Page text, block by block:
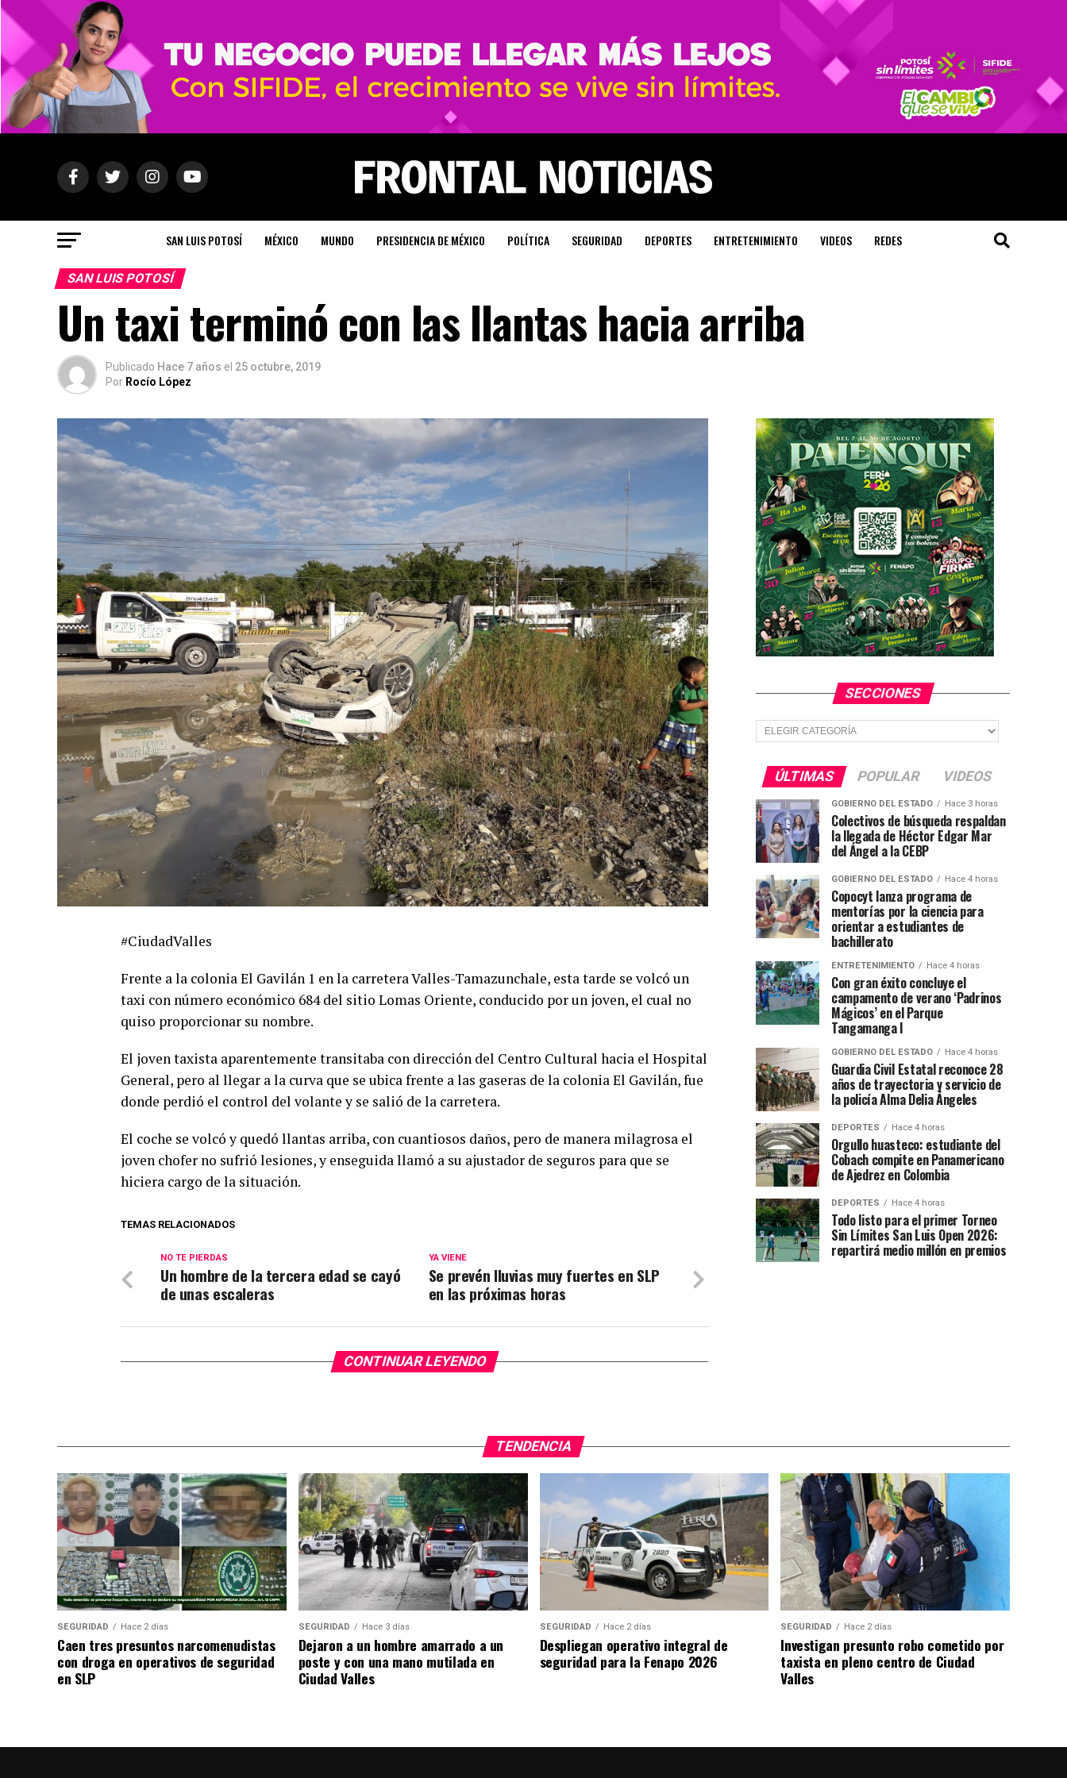
SAN LUIS POTOSÍ MÉXICO MUNDO PRESIDENCIA DE MÉXICO POLÍTICA SEGURIDAD DEPORTES ENTRETENIMIENTO VIDEOS REDES
SAN LUIS POTOSÍ
Un taxi terminó con las llantas hacia arriba
Publicado Hace 7 años el 25 octubre, 2019
Por Rocío López
#CiudadValles
Frente a la colonia El Gavilán 1 en la carretera Valles-Tamazunchale, esta tarde se volcó un
taxi con número económico 684 del sitio Lomas Oriente, conducido por un joven, el cual no
quiso proporcionar su nombre.
El joven taxista aparentemente transitaba con dirección del Centro Cultural hacia el Hospital
General, pero al llegar a la curva que se ubica frente a las gaseras de la colonia El Gavilán, fue
donde perdió el control del volante y se salió de la carretera.
El coche se volcó y quedó llantas arriba, con cuantiosos daños, pero de manera milagrosa el
joven chofer no sufrió lesiones, y enseguida llamó a su ajustador de seguros para que se
hiciera cargo de la situación.
TEMAS RELACIONADOS
YA VIENE
Se prevén lluvias muy fuertes en SLP
en las próximas horas
NO TE PIERDAS
Un hombre de la tercera edad se cayó
de unas escaleras
CONTINUAR LEYENDO
SECCIONES
Secciones
ÚLTIMAS POPULAR VIDEOS
GOBIERNO DEL ESTADO Hace 3 horas
Colectivos de búsqueda respaldan
la llegada de Héctor Edgar Mar
del Ángel a la CEBP
GOBIERNO DEL ESTADO Hace 4 horas
Copocyt lanza programa de
mentorías por la ciencia para
orientar a estudiantes de
bachillerato
ENTRETENIMIENTO Hace 4 horas
Con gran éxito concluye el
campamento de verano ‘Padrinos
Mágicos’ en el Parque
Tangamanga I
GOBIERNO DEL ESTADO Hace 4 horas
Guardia Civil Estatal reconoce 28
años de trayectoria y servicio de
la policía Alma Delia Ángeles
DEPORTES Hace 4 horas
Orgullo huasteco: estudiante del
Cobach compite en Panamericano
de Ajedrez en Colombia
DEPORTES Hace 4 horas
Todo listo para el primer Torneo
Sin Límites San Luis Open 2026:
repartirá medio millón en premios
TENDENCIA
SEGURIDAD Hace 2 días
Caen tres presuntos narcomenudistas
con droga en operativos de seguridad
en SLP
SEGURIDAD Hace 3 días
Dejaron a un hombre amarrado a un
poste y con una mano mutilada en
Ciudad Valles
SEGURIDAD Hace 2 días
Despliegan operativo integral de
seguridad para la Fenapo 2026
SEGURIDAD Hace 2 días
Investigan presunto robo cometido por
taxista en pleno centro de Ciudad
Valles